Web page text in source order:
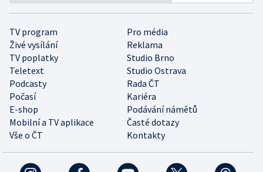
TV program
Pro média
Živé vysílání
Reklama
TV poplatky
Studio Brno
Teletext
Studio Ostrava
Podcasty
Rada ČT
Počasí
Kariéra
E-shop
Podávání námětů
Mobilní a TV aplikace
Časté dotazy
Vše o ČT
Kontakty